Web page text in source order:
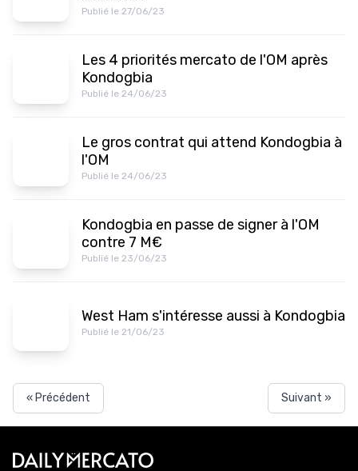
Publié le 27/06/23
Les 4 priorités mercato de l'OM après
Kondogbia
Publié le 24/06/23
Le gros contrat qui attend Kondogbia à
l'OM
Publié le 24/06/23
Kondogbia en passe de signer à l'OM
contre 7 M€
Publié le 23/06/23
West Ham s'intéresse aussi à Kondogbia
Publié le 21/06/23
« Précédent Suivant »